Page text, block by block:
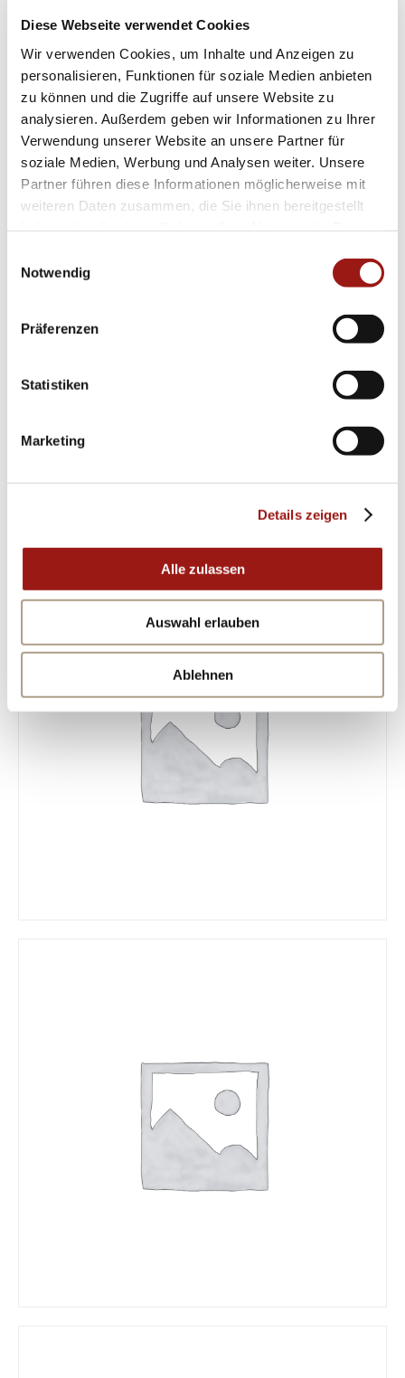
Diese Webseite verwendet Cookies
Wir verwenden Cookies, um Inhalte und Anzeigen zu
personalisieren, Funktionen für soziale Medien anbieten
zu können und die Zugriffe auf unsere Website zu
analysieren. Außerdem geben wir Informationen zu Ihrer
Verwendung unserer Website an unsere Partner für
soziale Medien, Werbung und Analysen weiter. Unsere
Partner führen diese Informationen möglicherweise mit
weiteren Daten zusammen, die Sie ihnen bereitgestellt
Notwendig
Präferenzen
Statistiken
Marketing
Details zeigen
Alle zulassen
Auswahl erlauben
Ablehnen
Sachen Komfort oder Sicherheit einzugehen.
Neben der betörenden Optik spielt auch
praktische Vielseitigkeit eine Rolle: Das
Bandmaterial besteht ebenfalls aus Edelstahl –
widerstandfähig gegenüber Abnutzungsspuren
und dabei pflegeleicht zugleich; optimal
geeignet also sowohl casual wie chic
kombinierbar.
Vervollständigen Sie Ihren Look mit dem
671494! Perfektionieren sie jedes Ensemble
vom tagtäglichen Auftritt hin zum festlichen
ÄHNLICHE PRODUKTE